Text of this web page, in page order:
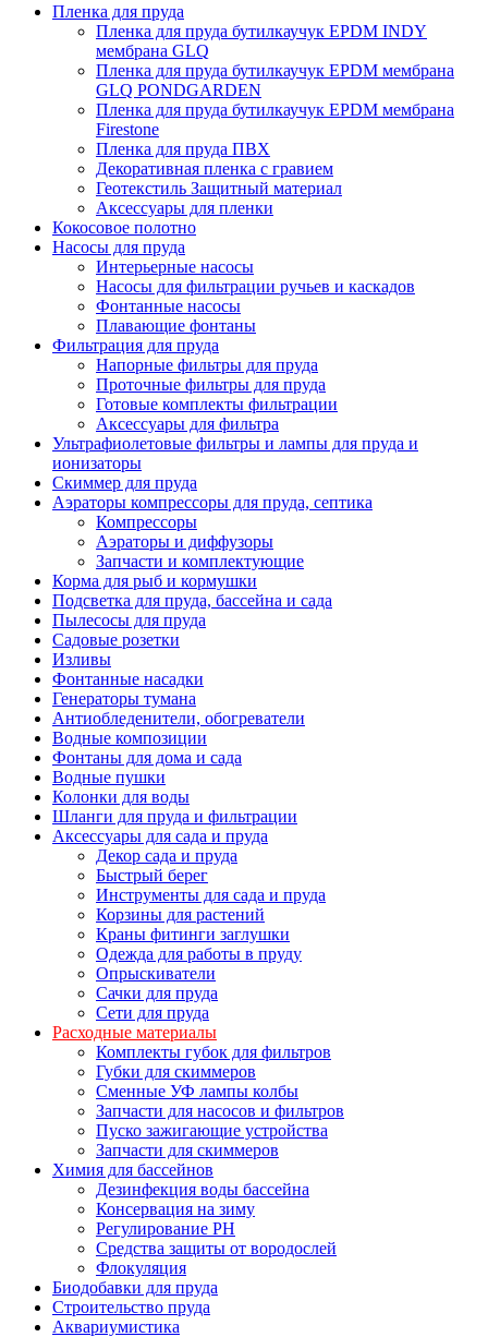
Пленка для пруда
Пленка для пруда бутилкаучук EPDM INDY
мембрана GLQ
Пленка для пруда бутилкаучук EPDM мембрана
GLQ PONDGARDEN
Пленка для пруда бутилкаучук EPDM мембрана
Firestone
Пленка для пруда ПВХ
Декоративная пленка с гравием
Геотекстиль Защитный материал
Аксессуары для пленки
Кокосовое полотно
Насосы для пруда
Интерьерные насосы
Насосы для фильтрации ручьев и каскадов
Фонтанные насосы
Плавающие фонтаны
Фильтрация для пруда
Напорные фильтры для пруда
Проточные фильтры для пруда
Готовые комплекты фильтрации
Аксессуары для фильтра
Ультрафиолетовые фильтры и лампы для пруда и
ионизаторы
Скиммер для пруда
Аэраторы компрессоры для пруда, септика
Компрессоры
Аэраторы и диффузоры
Запчасти и комплектующие
Корма для рыб и кормушки
Подсветка для пруда, бассейна и сада
Пылесосы для пруда
Садовые розетки
Изливы
Фонтанные насадки
Генераторы тумана
Антиобледенители, обогреватели
Водные композиции
Фонтаны для дома и сада
Водные пушки
Колонки для воды
Шланги для пруда и фильтрации
Аксессуары для сада и пруда
Декор сада и пруда
Быстрый берег
Инструменты для сада и пруда
Корзины для растений
Краны фитинги заглушки
Одежда для работы в пруду
Опрыскиватели
Сачки для пруда
Сети для пруда
Расходные материалы
Комплекты губок для фильтров
Губки для скиммеров
Сменные УФ лампы колбы
Запчасти для насосов и фильтров
Пуско зажигающие устройства
Запчасти для скиммеров
Химия для бассейнов
Дезинфекция воды бассейна
Консервация на зиму
Регулирование PH
Средства защиты от вородослей
Флокуляция
Биодобавки для пруда
Строительство пруда
Аквариумистика